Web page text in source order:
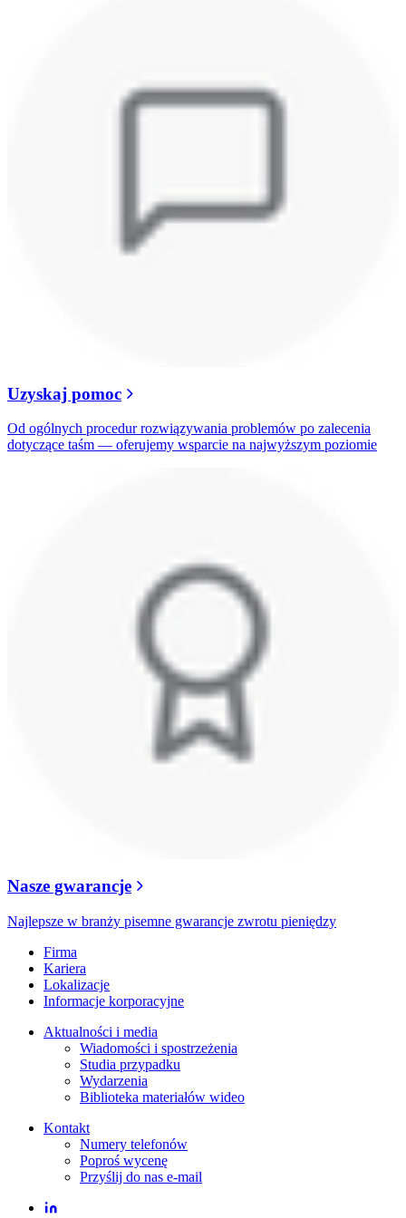
Uzyskaj pomoc
Od ogólnych procedur rozwiązywania problemów po zalecenia
dotyczące taśm — oferujemy wsparcie na najwyższym poziomie
Nasze gwarancje
Najlepsze w branży pisemne gwarancje zwrotu pieniędzy
Firma
Kariera
Lokalizacje
Informacje korporacyjne
Aktualności i media
Wiadomości i spostrzeżenia
Studia przypadku
Wydarzenia
Biblioteka materiałów wideo
Kontakt
Numery telefonów
Poproś wycenę
Przyślij do nas e-mail